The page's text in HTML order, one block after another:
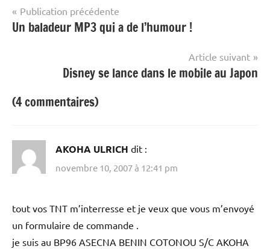
Navigation
de
Publication précédente
Un baladeur MP3 qui a de l’humour !
Article suivant
Disney se lance dans le mobile au Japon
(4 commentaires)
AKOHA ULRICH dit :
novembre 10, 2007 à 12:41 pm
tout vos TNT m’interresse et je veux que vous m’envoyé
un formulaire de commande .
je suis au BP96 ASECNA BENIN COTONOU S/C AKOHA